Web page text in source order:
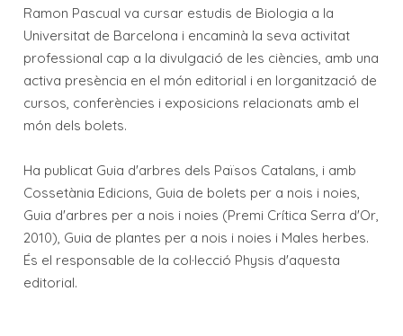
Ramon Pascual va cursar estudis de Biologia a la
Universitat de Barcelona i encaminà la seva activitat
professional cap a la divulgació de les ciències, amb una
activa presència en el món editorial i en lorganització de
cursos, conferències i exposicions relacionats amb el
món dels bolets.
Ha publicat Guia d'arbres dels Països Catalans, i amb
Cossetània Edicions, Guia de bolets per a nois i noies,
Guia d'arbres per a nois i noies (Premi Crítica Serra d'Or,
2010), Guia de plantes per a nois i noies i Males herbes.
És el responsable de la col·lecció Physis d'aquesta
editorial.